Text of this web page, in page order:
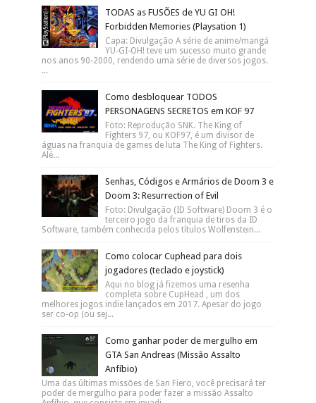
TODAS as FUSÕES de YU GI OH!
Forbidden Memories (Playsation 1)
Capa: Divulgação A série de anime/mangá
YU-GI-OH! teve um sucesso muito grande
nos anos 90-2000, rendendo uma série de diversos jogos.
...
Como desbloquear TODOS
PERSONAGENS SECRETOS em KOF 97
Foto: Reprodução SNK. The King of
Fighters 97, ou KOF97, é um divisor de
águas na franquia de games de luta The King of Fighters.
Alé...
Senhas, Códigos e Armários de Doom 3 e
Doom 3: Resurrection of Evil
Foto: Divulgação (ID Software) Doom 3 é o
terceiro jogo da franquia de tiros da ID
Software, também conhecida pelos títulos Wolfenstein...
Como colocar Cuphead para dois
jogadores (teclado e joystick)
Aqui no blog já fizemos uma resenha
completa sobre CupHead , um dos
melhores jogos indie lançados em 2017. Apesar do jogo
ser co-op (ou sej...
Como ganhar poder de mergulho em
GTA San Andreas (Missão Assalto
Anfíbio)
Uma das últimas missões de San Fiero, você precisará ter
poder de mergulho para poder fazer a missão Assalto